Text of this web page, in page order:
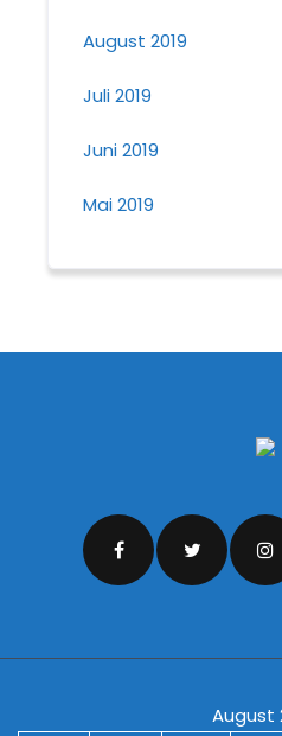
August 2019
Juli 2019
Juni 2019
Mai 2019
August